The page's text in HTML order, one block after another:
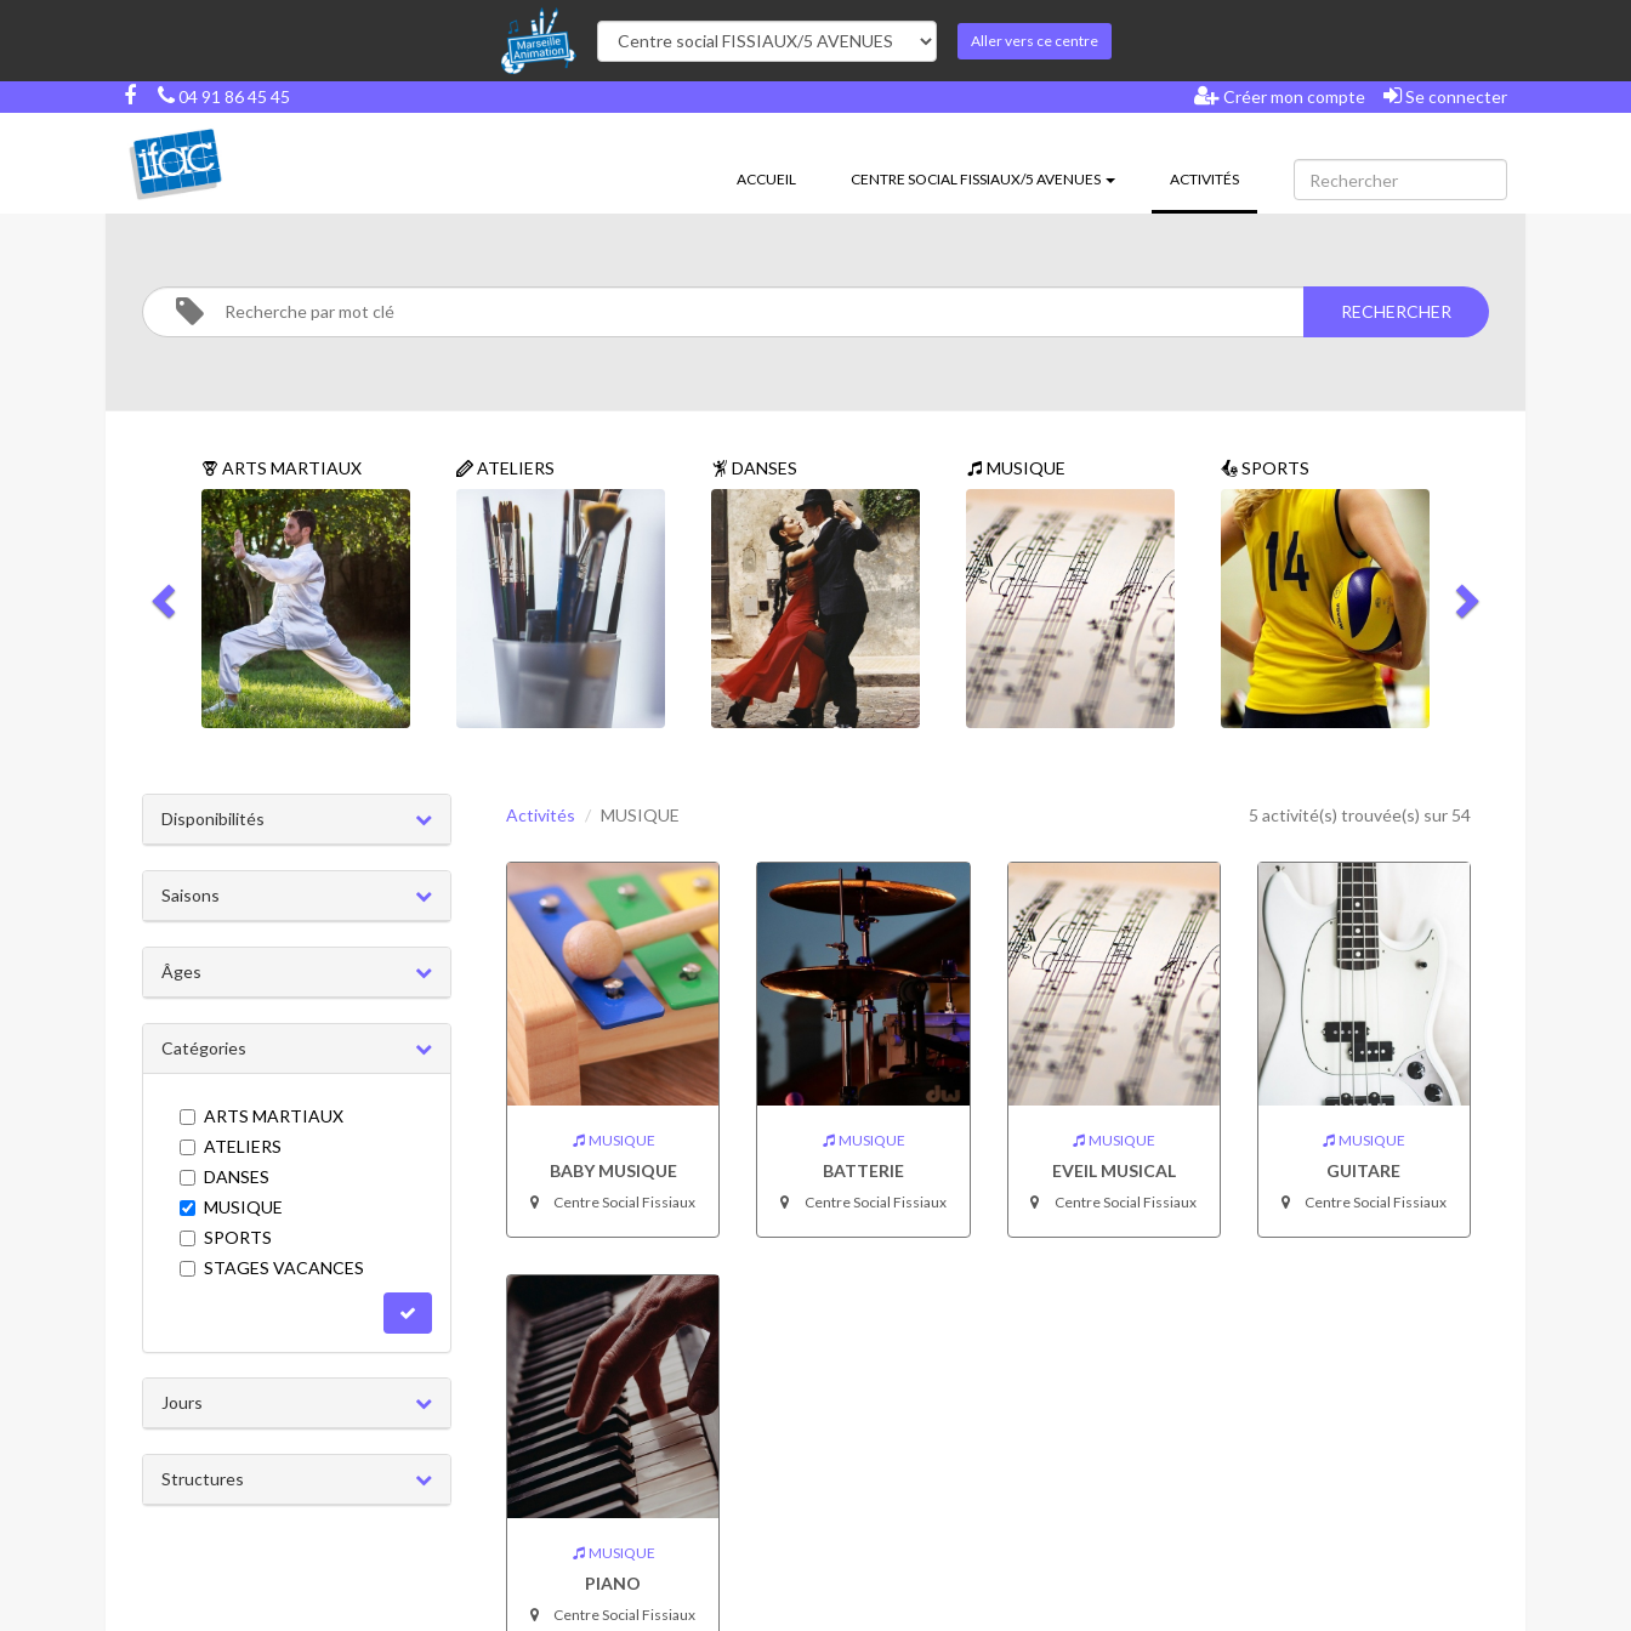
Aller vers ce centre
04 91 86 45 45 Créer mon compte Se connecter
ACCUEIL CENTRE SOCIAL FISSIAUX/5 AVENUES ACTIVITÉS(CURRENT)
MUSIQUE
Activités
ARTS MARTIAUX ATELIERS DANSES MUSIQUE SPORTS
Disponibilités
Saisons
Âges
Catégories
ARTS MARTIAUX
ATELIERS
DANSES
MUSIQUE
SPORTS
STAGES VACANCES
Jours
Structures
Activités MUSIQUE 5 activité(s) trouvée(s) sur 54
MUSIQUE
BABY MUSIQUE
Centre Social Fissiaux
MUSIQUE
BATTERIE
Centre Social Fissiaux
MUSIQUE
EVEIL MUSICAL
Centre Social Fissiaux
MUSIQUE
GUITARE
Centre Social Fissiaux
MUSIQUE
PIANO
Centre Social Fissiaux